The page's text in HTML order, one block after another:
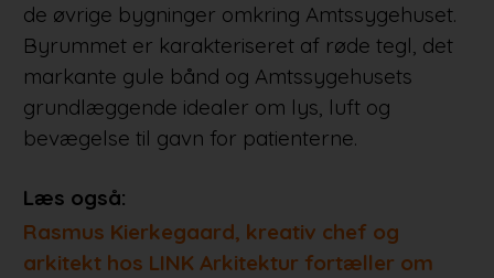
de øvrige bygninger omkring Amtssygehuset.
Byrummet er karakteriseret af røde tegl, det
markante gule bånd og Amtssygehusets
grundlæggende idealer om lys, luft og
bevægelse til gavn for patienterne.
Læs også:
Rasmus Kierkegaard, kreativ chef og
arkitekt hos LINK Arkitektur fortæller om